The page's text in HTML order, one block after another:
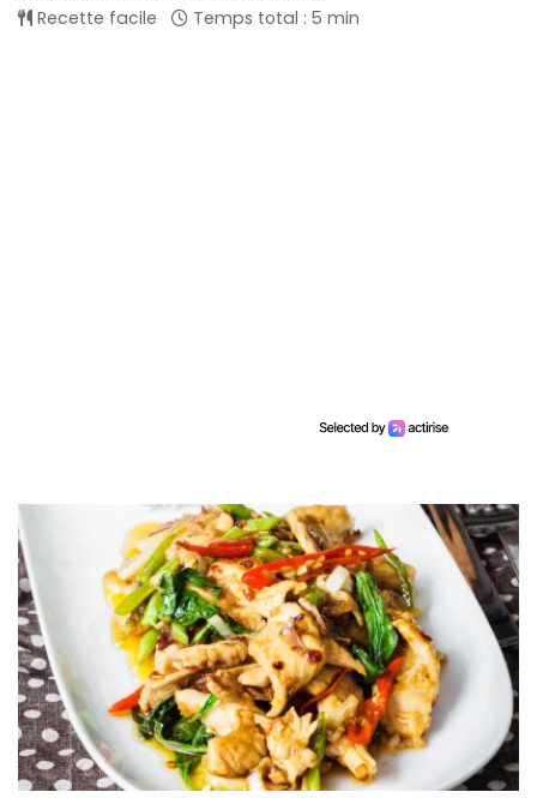
Recette facile Temps total : 5 min